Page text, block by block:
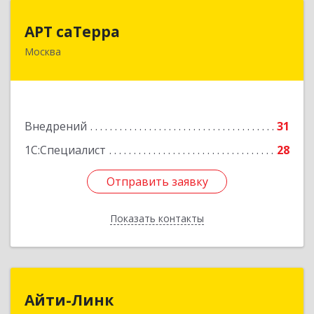
АРТ саТерра
Москва
Внедрений
31
1С:Специалист
28
Отправить заявку
Показать контакты
125130, Москва г, Старопетровский проезд,
Отправить заявку
Назад
Айти-Линк